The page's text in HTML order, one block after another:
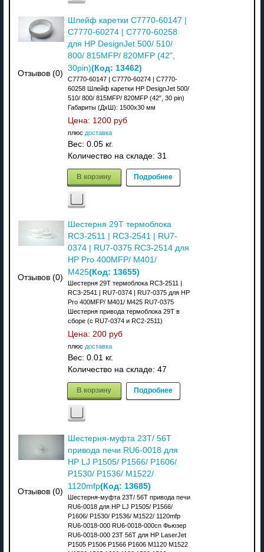
Отзывов (0)
Шлейф каретки C7770-60147 |
C7770-60274 | C7770-60258
для HP DesignJet 500/ 510/
800/ 815MFP/ 820MFP (42",
30pin)(Код: 13462)
C7770-60147 | C7770-60274 | C7770-
60258 Шлейф каретки HP DesignJet 500/
510/ 800/ 815MFP/ 820MFP (42", 30 pin)
Габариты (ДхШ): 1500x30 мм
Цена: 1200 руб
плюс доставка
Вес: 0.05 кг.
Количество на складе: 31
В корзину Подробнее
Отзывов (0)
Шестерня 29T термоблока
RC3-2511 | RC3-2541 | RU7-
0374 | RU7-0375 RC3-2514 для
HP Pro 400MFP/ M401/
M425(Код: 13655)
Шестерня 29T термоблока RC3-2511 |
RC3-2541 | RU7-0374 | RU7-0375 для HP
Pro 400MFP/ M401/ M425 RU7-0375
Шестерня привода термоблока 29T в
сборе (с RU7-0374 и RC2-2511)
Цена: 200 руб
плюс доставка
Вес: 0.01 кг.
Количество на складе: 47
В корзину Подробнее
Отзывов (0)
Шестерня-муфта 23T/ 56T
привода печи RU6-0018 для
HP LJ P1505/ P1566/ P1606/
P1530/ P1536/ M1522/
1120mfp(Код: 13685)
Шестерня-муфта 23T/ 56T привода печи
RU6-0018 для HP LJ P1505/ P1566/
P1606/ P1530/ P1536/ M1522/ 1120mfp
RU6-0018-000 RU6-0018-000cn Фьюзер
RU6-0018-000 23T 56T для HP LaserJet
P1505 P1506 P1566 P1606 M1120 M1522